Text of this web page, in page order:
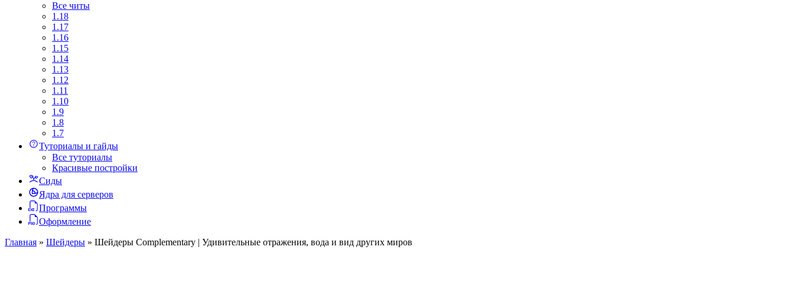
Все читы
1.18
1.17
1.16
1.15
1.14
1.13
1.12
1.11
1.10
1.9
1.8
1.7
Туториалы и гайды
Все туториалы
Красивые постройки
Сиды
Ядра для серверов
Программы
Оформление
Главная » Шейдеры » Шейдеры Complementary | Удивительные отражения, вода и вид других миров